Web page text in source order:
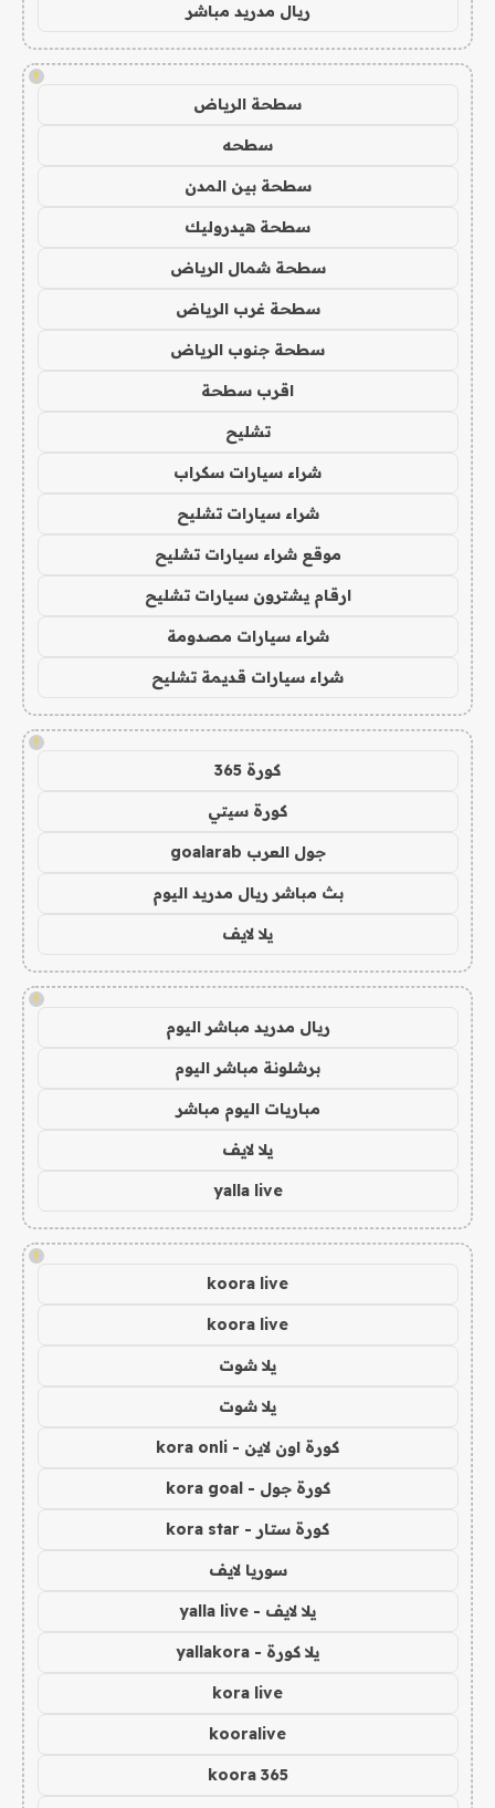
ريال مدريد مباشر
!
سطحة الرياض
سطحه
سطحة بين المدن
سطحة هيدروليك
سطحة شمال الرياض
سطحة غرب الرياض
سطحة جنوب الرياض
اقرب سطحة
تشليح
شراء سيارات سكراب
شراء سيارات تشليح
موقع شراء سيارات تشليح
ارقام يشترون سيارات تشليح
شراء سيارات مصدومة
شراء سيارات قديمة تشليح
!
كورة 365
كورة سيتي
جول العرب goalarab
بث مباشر ريال مدريد اليوم
يلا لايف
!
ريال مدريد مباشر اليوم
برشلونة مباشر اليوم
مباريات اليوم مباشر
يلا لايف
yalla live
!
koora live
koora live
يلا شوت
يلا شوت
كورة اون لاين - kora onli
كورة جول - kora goal
كورة ستار - kora star
سوريا لايف
يلا لايف - yalla live
يلا كورة - yallakora
kora live
kooralive
koora 365